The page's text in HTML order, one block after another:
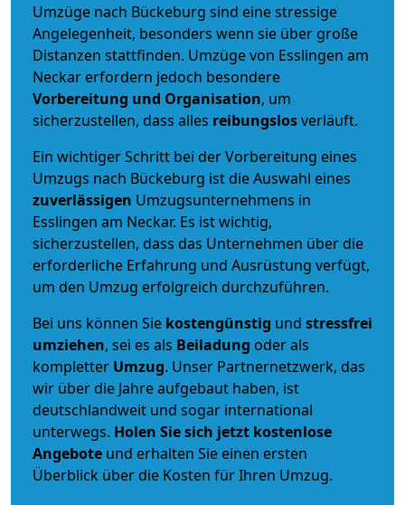
Umzüge nach Bückeburg sind eine stressige
Angelegenheit, besonders wenn sie über große
Distanzen stattfinden. Umzüge von Esslingen am
Neckar erfordern jedoch besondere
Vorbereitung und Organisation, um
sicherzustellen, dass alles reibungslosverläuft.
Ein wichtiger Schritt bei der Vorbereitung eines
Umzugs nach Bückeburg ist die Auswahl eines
zuverlässigen Umzugsunternehmens in
Esslingen am Neckar. Es ist wichtig,
sicherzustellen, dass das Unternehmen über die
erforderliche Erfahrung und Ausrüstung verfügt,
um den Umzug erfolgreich durchzuführen.
Bei uns können Sie kostengünstig und stressfrei
umziehen, sei es als Beiladung oder als
kompletter Umzug. Unser Partnernetzwerk, das
wir über die Jahre aufgebaut haben, ist
deutschlandweit und sogar international
unterwegs. Holen Sie sich jetzt kostenlose
Angebote und erhalten Sie einen ersten
Überblick über die Kosten für Ihren Umzug.